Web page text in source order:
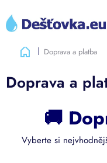
obsah
CZK
DomůDoprava a platba
Doprava a
🚚
Vyberte si